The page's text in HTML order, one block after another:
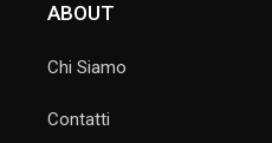
ABOUT
Chi Siamo
Contatti